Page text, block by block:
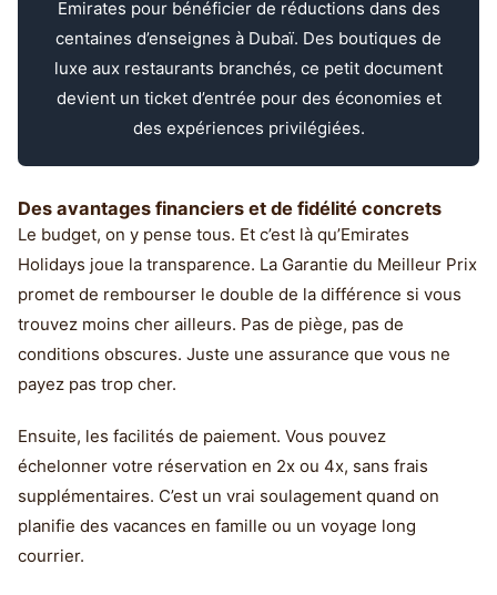
Emirates pour bénéficier de réductions dans des
centaines d’enseignes à Dubaï. Des boutiques de
luxe aux restaurants branchés, ce petit document
devient un ticket d’entrée pour des économies et
des expériences privilégiées.
Des avantages financiers et de fidélité concrets
Le budget, on y pense tous. Et c’est là qu’Emirates
Holidays joue la transparence. La Garantie du Meilleur Prix
promet de rembourser le double de la différence si vous
trouvez moins cher ailleurs. Pas de piège, pas de
conditions obscures. Juste une assurance que vous ne
payez pas trop cher.
Ensuite, les facilités de paiement. Vous pouvez
échelonner votre réservation en 2x ou 4x, sans frais
supplémentaires. C’est un vrai soulagement quand on
planifie des vacances en famille ou un voyage long
courrier.